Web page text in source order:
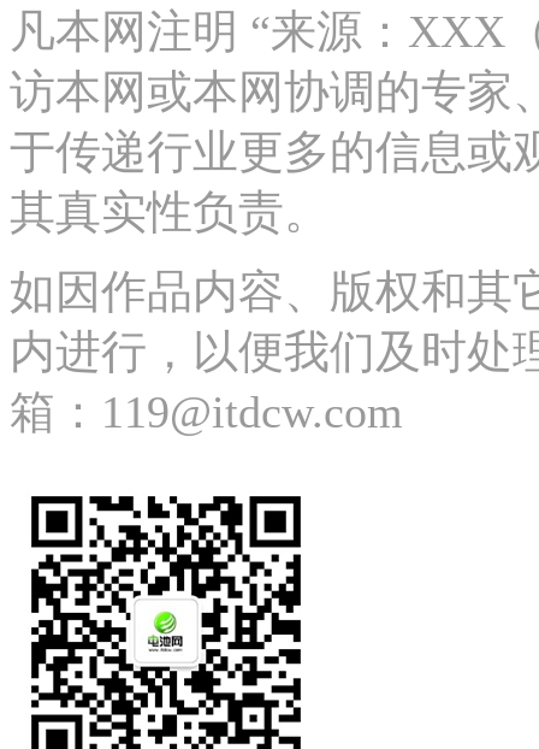
凡本网注明 “来源：XXX
访本网或本网协调的专家
于传递行业更多的信息或
其真实性负责。
如因作品内容、版权和其
内进行，以便我们及时处
箱：119@itdcw.com